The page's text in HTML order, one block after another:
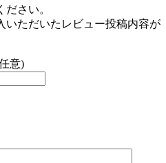
さい。
いただいたレビュー投稿内容が
意)